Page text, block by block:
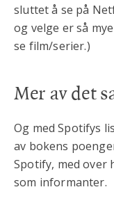
sluttet å se på
og velge er så
se film/serier.)
Mer av det
Og med Spotifys
av bokens
Spotify, med over
som informanter.